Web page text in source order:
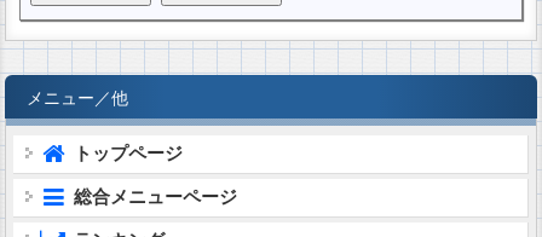
メニュー／他
トップページ
総合メニューページ